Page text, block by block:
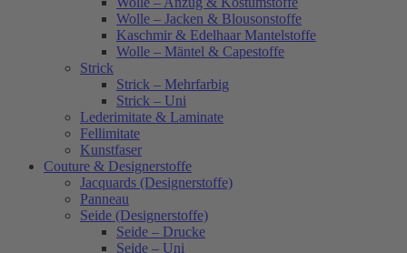
Wolle – Jacken & Blousonstoffe
Kaschmir & Edelhaar Mantelstoffe
Wolle – Mäntel & Capestoffe
Strick
Strick – Mehrfarbig
Strick – Uni
Lederimitate & Laminate
Fellimitate
Kunstfaser
Couture & Designerstoffe
Jacquards (Designerstoffe)
Panneau
Seide (Designerstoffe)
Seide – Drucke
Seide – Uni